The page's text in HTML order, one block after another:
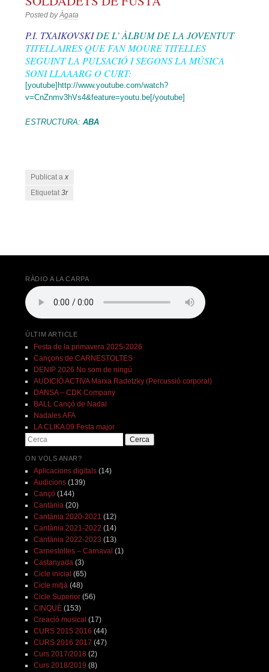
Posted byÀgata
P.I. TXAIKOVSKI DE L’ ÀLBUM DE LA JOVENTUT
TITELLAIRES QUE FAN MOURE TITELLES
SEGUINT LA PULSACIÓ I SEGONS LA MÚSICA
SONI LLAAARG O CURT:
[youtube]http://www.youtube.com/watch?
v=CnZnmv3hVs4&feature=youtu.be[/youtube]
ESTRUCTURA:ABA
Publicat ax
Etiquetat3r
RÀDIO A LA CARPA
ÚLTIM ARTICLE
Festa de la primavera 2025-2026
Cançons de CARNESTOLTES
DENIP 2026 No som de ningú
AUDICIÓ ACTIVA Marxa Radetzky (Percussió corporal)
DANSA – CDK Company
BALL Cançó de Nadal
Nadales AFA
LA CLIKA 09 Festa major
Cerca
ON VOLS ANAR?
Aplicacions digitals(14)
Audicions(139)
Cançó(144)
Cantània(20)
Cantània 2020-2021 (12)
Cantània 2021-2022 (14)
Cantània 2022-2023 (13)
Carnestoltes – Carnaval (1)
Castanyada(3)
Cicle inicial (65)
Cicle mitjà(48)
Cicle Superior(56)
CINQUÈ(153)
Creació musical (17)
CURS 2015 2016 (44)
CURS 2016 2017 (47)
Curs 2017/2018 (2)
Curs 2018/2019 (8)